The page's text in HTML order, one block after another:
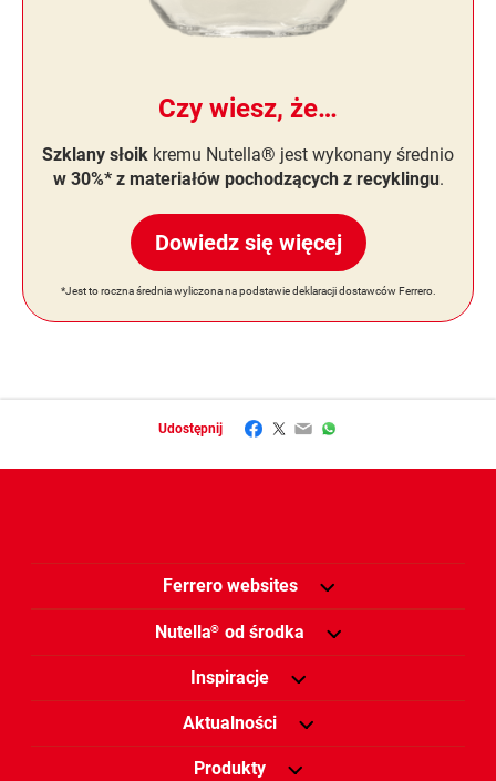
Czy wiesz, że…
Szklany słoik kremu Nutella® jest wykonany średnio
w 30%* z materiałów pochodzących z recyklingu.
Dowiedz się więcej
*Jest to roczna średnia wyliczona na podstawie deklaracji dostawców Ferrero.
Udostępnij Facebook
Twitter
EmailWhatsApp
Ferrero websites
Nutella® od środka
Inspiracje
Aktualności
Produkty